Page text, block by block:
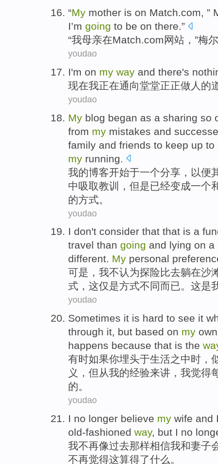
“My mother is on Match.com, ”
I’m going to be on there.”
“我母亲在Match.com网站，”梅尔
youdao
I'm on my way and there's
现在我正在通向堂堂正正做人 的
youdao
My blog began as a sharing so
from my mistakes and
family and friends to keep up to
my running.
我的博客开始于一个分享 ， 以便
中吸取教训 ， 但是已经变成一个
的方式。
youdao
I don't consider that that is a
travel than going and lying on a
different. My personal
可是， 我不认为探险比去躺在沙
式 ， 这仅是方式不同而已。这是
youdao
Sometimes it is hard to see it
through it, but based on my own
happens because that is the
有时如果你埋头于生活之中时，
义 ， 但 从我的经验来讲， 我觉得
的。
youdao
I no longer believe my wife and
old-fashioned way, but I no
我不再像过去那样相信我和妻子
不再觉得这算得了什么。